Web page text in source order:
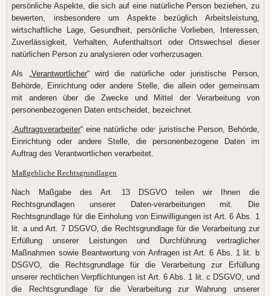
persönliche Aspekte, die sich auf eine natürliche Person beziehen, zu
bewerten, insbesondere um Aspekte bezüglich Arbeitsleistung,
wirtschaftliche Lage, Gesundheit, persönliche Vorlieben, Interessen,
Zuverlässigkeit, Verhalten, Aufenthaltsort oder Ortswechsel dieser
natürlichen Person zu analysieren oder vorherzusagen.
Als „Verantwortlicher“ wird die natürliche oder juristische Person,
Behörde, Einrichtung oder andere Stelle, die allein oder gemeinsam
mit anderen über die Zwecke und Mittel der Verarbeitung von
personenbezogenen Daten entscheidet, bezeichnet.
„Auftragsverarbeiter“ eine natürliche oder juristische Person, Behörde,
Einrichtung oder andere Stelle, die personenbezogene Daten im
Auftrag des Verantwortlichen verarbeitet.
Maßgebliche Rechtsgrundlagen
Nach Maßgabe des Art. 13 DSGVO teilen wir Ihnen die
Rechtsgrundlagen unserer Daten-verarbeitungen mit. Die
Rechtsgrundlage für die Einholung von Einwilligungen ist Art. 6 Abs. 1
lit. a und Art. 7 DSGVO, die Rechtsgrundlage für die Verarbeitung zur
Erfüllung unserer Leistungen und Durchführung vertraglicher
Maßnahmen sowie Beantwortung von Anfragen ist Art. 6 Abs. 1 lit. b
DSGVO, die Rechtsgrundlage für die Verarbeitung zur Erfüllung
unserer rechtlichen Verpflichtungen ist Art. 6 Abs. 1 lit. c DSGVO, und
die Rechtsgrundlage für die Verarbeitung zur Wahrung unserer